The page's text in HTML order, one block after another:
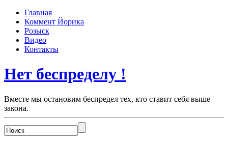
Главная
Коммент Йорика
Розыск
Видео
Контакты
Нет беспределу !
Вместе мы остановим беспредел тех, кто ставит себя выше
закона.